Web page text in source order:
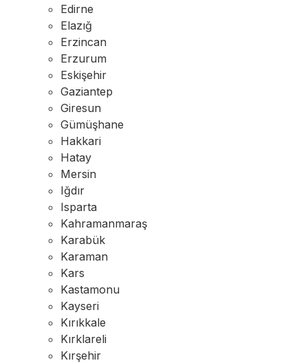
Edirne
Elazığ
Erzincan
Erzurum
Eskişehir
Gaziantep
Giresun
Gümüşhane
Hakkari
Hatay
Mersin
Iğdır
Isparta
Kahramanmaraş
Karabük
Karaman
Kars
Kastamonu
Kayseri
Kırıkkale
Kırklareli
Kırşehir